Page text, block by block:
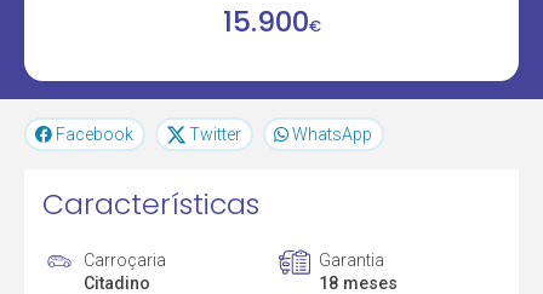
15.900€
Facebook Twitter WhatsApp
Características
Carroçaria
Citadino
Garantia
18 meses